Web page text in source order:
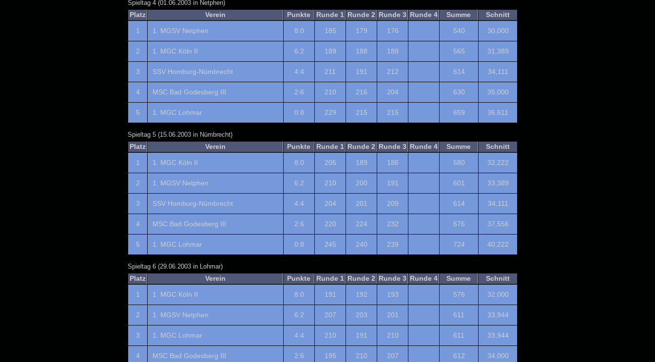
Spieltag 4 (01.06.2003 in Netphen)
Platz Verein Punkte Runde 1 Runde 2 Runde 3 Runde 4 Summe Schnitt
1 1. MGSV Netphen 8:0 185 179 176 540 30,000
2 1. MGC Köln II 6:2 189 188 188 565 31,389
3 SSV Homburg-Nümbrecht 4:4 211 191 212 614 34,111
4 MSC Bad Godesberg III 2:6 210 216 204 630 35,000
5 1. MGC Lohmar 0:8 229 215 215 659 36,611
Spieltag 5 (15.06.2003 in Nümbrecht)
Platz Verein Punkte Runde 1 Runde 2 Runde 3 Runde 4 Summe Schnitt
1 1. MGC Köln II 8:0 205 189 186 580 32,222
2 1. MGSV Netphen 6:2 210 200 191 601 33,389
3 SSV Homburg-Nümbrecht 4:4 204 201 209 614 34,111
4 MSC Bad Godesberg III 2:6 220 224 232 676 37,556
5 1. MGC Lohmar 0:8 245 240 239 724 40,222
Spieltag 6 (29.06.2003 in Lohmar)
Platz Verein Punkte Runde 1 Runde 2 Runde 3 Runde 4 Summe Schnitt
1 1. MGC Köln II 8:0 191 192 193 576 32,000
2 1. MGSV Netphen 6:2 207 203 201 611 33,944
3 1. MGC Lohmar 4:4 210 191 210 611 33,944
4 MSC Bad Godesberg III 2:6 195 210 207 612 34,000